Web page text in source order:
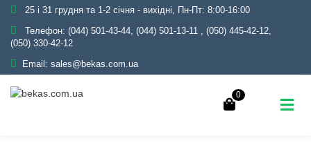
25 і 31 грудня та 1-2 січня - вихідні, Пн-Пт: 8:00-16:00
Телефон: (044) 501-43-44, (044) 501-13-11 , (050) 445-42-12,
(050) 330-42-12
Email: sales@bekas.com.ua
0